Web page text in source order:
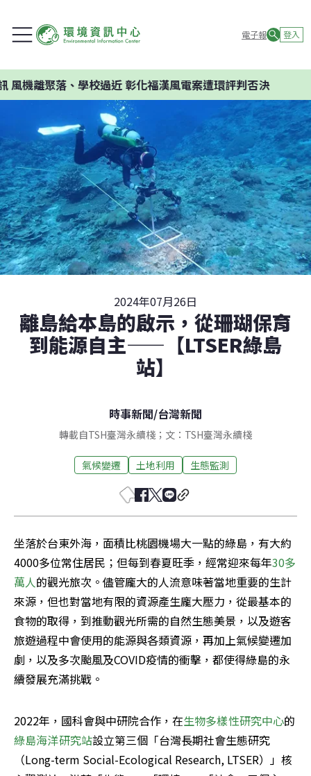
電子報 登入
過近 彰化福漢風電案遭環評判否決
2024年07月26日
離島給本島的啟示，從珊瑚保育
到能源自主——【LTSER綠島
站】
時事新聞/台灣新聞
轉載自TSH臺灣永續棧；文：TSH臺灣永續棧
氣候變遷 土地利用 生態監測
坐落於台東外海，面積比桃園機場大一點的綠島，有大約
4000多位常住居民；但每到春夏旺季，經常迎來每年30多
萬人的觀光旅次。儘管龐大的人流意味著當地重要的生計
來源，但也對當地有限的資源產生龐大壓力，從最基本的
食物的取得，到推動觀光所需的自然生態美景，以及遊客
旅遊過程中會使用的能源與各類資源，再加上氣候變遷加
劇，以及多次颱風及COVID疫情的衝擊，都使得綠島的永
續發展充滿挑戰。
2022年，國科會與中研院合作，在生物多樣性研究中心的
綠島海洋研究站設立第三個「台灣長期社會生態研究
（Long-term Social-Ecological Research, LTSER）」核